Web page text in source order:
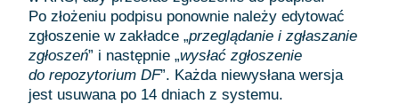
Po złożeniu podpisu ponownie należy edytować
zgłoszenie w zakładce „przeglądanie i zgłaszanie
zgłoszeń” i następnie „wysłać zgłoszenie
do repozytorium DF”. Każda niewysłana wersja
jest usuwana po 14 dniach z systemu.